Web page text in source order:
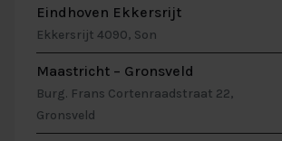
Eindhoven Ekkersrijt
Ekkersrijt 4090, Son
Maastricht – Gronsveld
Burg. Frans Cortenraadstraat 22,
Gronsveld